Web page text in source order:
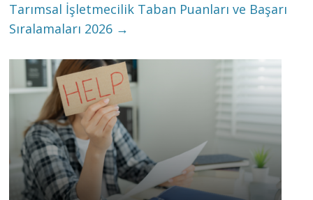
Tarımsal İşletmecilik Taban Puanları ve Başarı
Sıralamaları 2026 →